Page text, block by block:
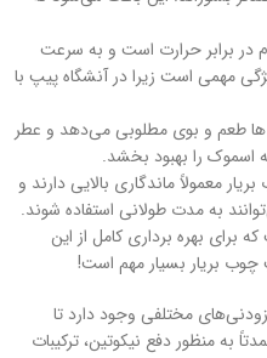
در برابر حرارت است و به سرعت
مهمی است زیرا در آنشگاه پیپ با
طعم و بوی مطلوبی می‌دهد و عطر
اسموک را بهبود بخشد.
معمولاً ماندگاری بالایی دارند و
به مدت طولانی استفاده شوند.
برای بهره‌ برداری کامل از این
بریار بسیار مهم است!
مختلفی وجود دارد تا
به منظور دفع نیکوتین، ترکیبات